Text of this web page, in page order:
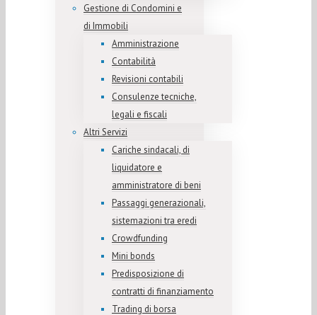
Gestione di Condomini e
di Immobili
Amministrazione
Contabilità
Revisioni contabili
Consulenze tecniche,
legali e fiscali
Altri Servizi
Cariche sindacali, di
liquidatore e
amministratore di beni
Passaggi generazionali,
sistemazioni tra eredi
Crowdfunding
Mini bonds
Predisposizione di
contratti di finanziamento
Trading di borsa